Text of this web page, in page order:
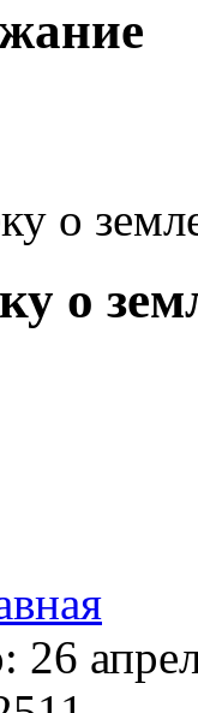
о
о
26